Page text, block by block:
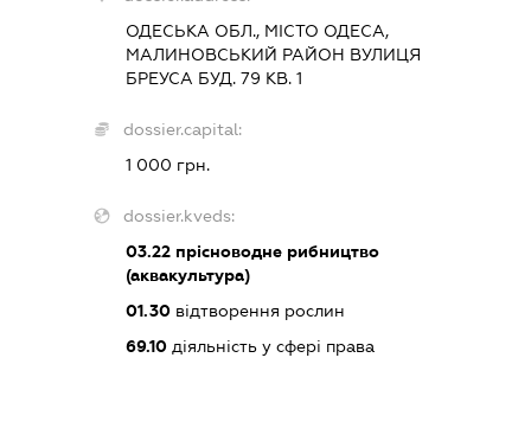
ОДЕСЬКА ОБЛ., МІСТО ОДЕСА,
МАЛИНОВСЬКИЙ РАЙОН ВУЛИЦЯ
БРЕУСА БУД. 79 КВ. 1
dossier.capital:
1 000 грн.
dossier.kveds:
03.22 прісноводне рибництво
(аквакультура)
01.30 відтворення рослин
69.10 діяльність у сфері права